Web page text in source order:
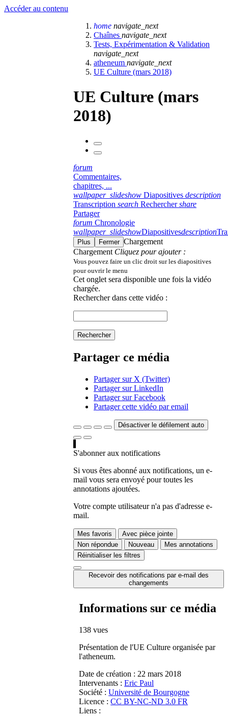
Accéder au contenu
home navigate_next
Chaînes navigate_next
Tests, Expérimentation & Validation
navigate_next
atheneum navigate_next
UE Culture (mars 2018)
UE Culture (mars
2018)
forum
Commentaires,
chapitres, ...
wallpaper_slideshow Diapositives description
Transcription search Rechercher share
Partager
forum Chronologie
wallpaper_slideshowDiapositivesdescription
Plus Fermer Chargement
Chargement Cliquez pour ajouter :
Vous pouvez faire un clic droit sur les diapositives
pour ouvrir le menu
Cet onglet sera disponible une fois la vidéo
chargée.
Rechercher dans cette vidéo :
Rechercher
Partager ce média
Partager sur X (Twitter)
Partager sur LinkedIn
Partager sur Facebook
Partager cette vidéo par email
Désactiver le défilement auto
S'abonner aux notifications
Si vous êtes abonné aux notifications, un e-
mail vous sera envoyé pour toutes les
annotations ajoutées.
Votre compte utilisateur n'a pas d'adresse e-
mail.
Mes favoris
Avec pièce jointe
Non répondue
Nouveau
Mes annotations
Réinitialiser les filtres
Recevoir des notifications par e-mail des
changements
Informations sur ce média
138 vues
Présentation de l'UE Culture organisée par
l'atheneum.
Date de création : 22 mars 2018
Intervenants : Eric Paul
Société : Université de Bourgogne
Licence : CC BY-NC-ND 3.0 FR
Liens :